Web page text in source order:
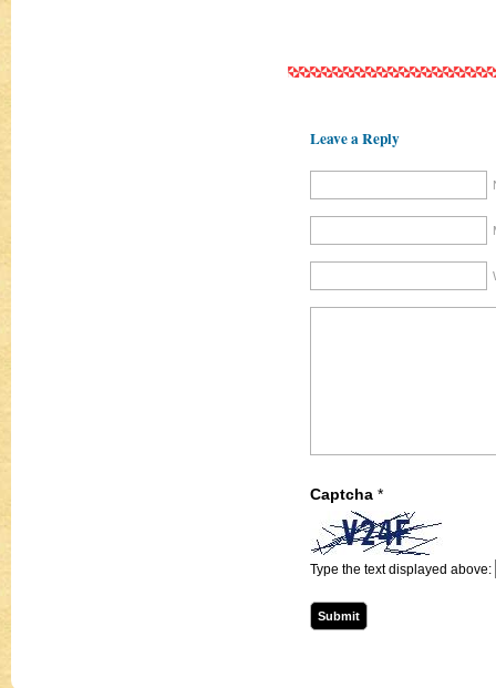
Leave a Reply
Captcha *
Type the text displayed above: